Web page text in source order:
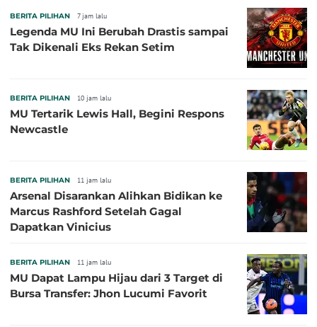
BERITA PILIHAN 7 jam lalu
Legenda MU Ini Berubah Drastis sampai
Tak Dikenali Eks Rekan Setim
BERITA PILIHAN 10 jam lalu
MU Tertarik Lewis Hall, Begini Respons
Newcastle
BERITA PILIHAN 11 jam lalu
Arsenal Disarankan Alihkan Bidikan ke
Marcus Rashford Setelah Gagal
Dapatkan Vinicius
BERITA PILIHAN 11 jam lalu
MU Dapat Lampu Hijau dari 3 Target di
Bursa Transfer: Jhon Lucumi Favorit